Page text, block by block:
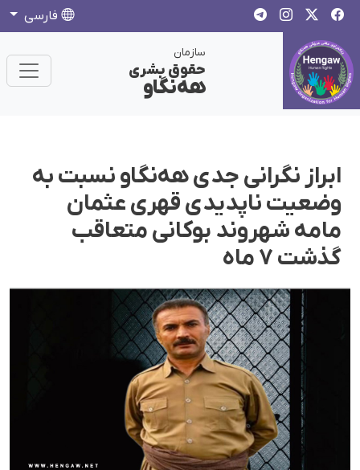
فارسی
سازمان
حقوق بشری
هەنگاو
ابراز نگرانی جدی هه‌نگاو نسبت به
وضعیت ناپدیدی قهری عثمان
مامە شهروند بوکانی متعاقب
گذشت ۷ ماه